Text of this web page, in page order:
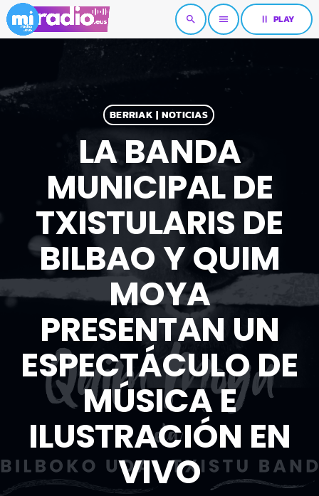
search menu pause PLAY
BERRIAK | NOTICIAS
LA BANDA
MUNICIPAL DE
TXISTULARIS DE
BILBAO Y QUIM
MOYA
PRESENTAN UN
ESPECTÁCULO DE
MÚSICA E
ILUSTRACIÓN EN
VIVO